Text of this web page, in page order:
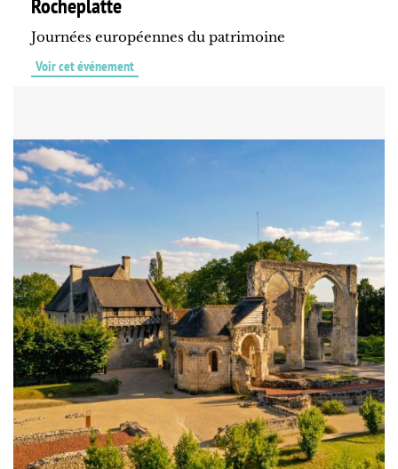
Rocheplatte
Journées européennes du patrimoine
Voir cet événement